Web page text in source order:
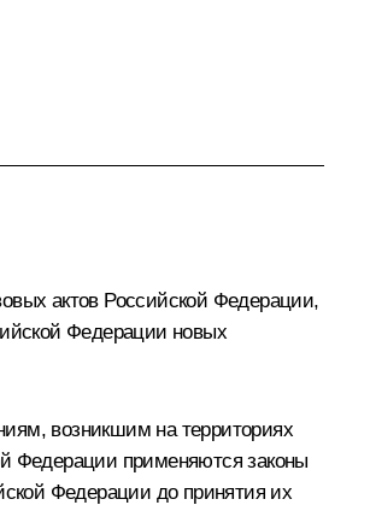
актов Российской Федерации,
Федерации новых
возникшим на территориях
Федерации применяются законы
Федерации до принятия их